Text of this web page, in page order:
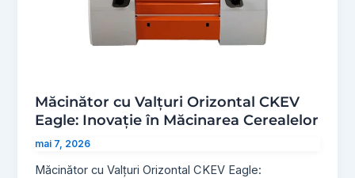
Măcinător cu Valțuri Orizontal CKEV
Eagle: Inovație în Măcinarea Cerealelor
mai 7, 2026
Măcinător cu Valțuri Orizontal CKEV Eagle: